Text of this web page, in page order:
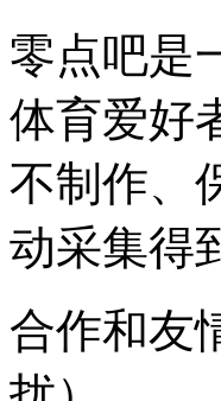
零点吧是
体育爱好
不制作、
动采集得
合作和友